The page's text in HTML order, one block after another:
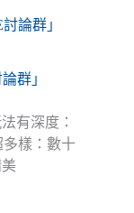
論群」
群」
有深度：
多樣：數十